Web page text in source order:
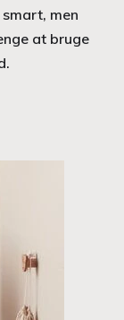
men
at bruge